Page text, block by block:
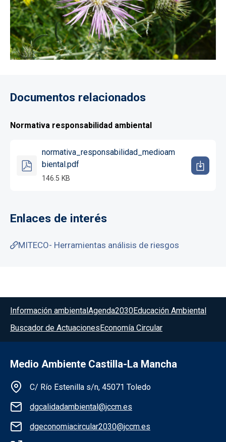
Documentos relacionados
Normativa responsabilidad ambiental
normativa_responsabilidad_medioam
biental.pdf
146.5 KB
Enlaces de interés
MITECO- Herramientas análisis de riesgos
Menú del pie
Información ambiental Agenda2030Educación Ambiental
Buscador de Actuaciones Economía Circular
Medio Ambiente Castilla-La Mancha
Información de la institución
C/ Río Estenilla s/n, 45071 Toledo
dgcalidadambiental@jccm.es
dgeconomiacircular2030@jccm.es